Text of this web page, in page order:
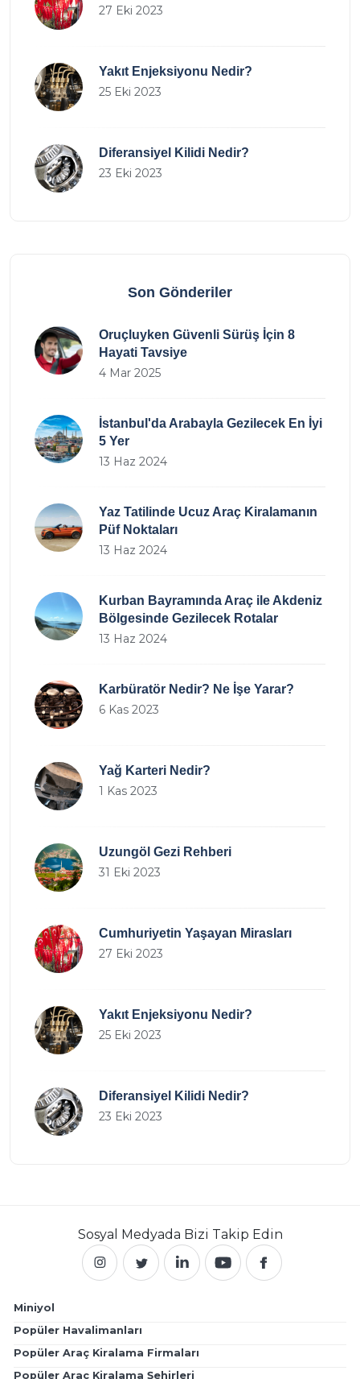
27 Eki 2023
Yakıt Enjeksiyonu Nedir?
25 Eki 2023
Diferansiyel Kilidi Nedir?
23 Eki 2023
Son Gönderiler
Oruçluyken Güvenli Sürüş İçin 8
Hayati Tavsiye
4 Mar 2025
İstanbul'da Arabayla Gezilecek En İyi
5 Yer
13 Haz 2024
Yaz Tatilinde Ucuz Araç Kiralamanın
Püf Noktaları
13 Haz 2024
Kurban Bayramında Araç ile Akdeniz
Bölgesinde Gezilecek Rotalar
13 Haz 2024
Karbüratör Nedir? Ne İşe Yarar?
6 Kas 2023
Yağ Karteri Nedir?
1 Kas 2023
Uzungöl Gezi Rehberi
31 Eki 2023
Cumhuriyetin Yaşayan Mirasları
27 Eki 2023
Yakıt Enjeksiyonu Nedir?
25 Eki 2023
Diferansiyel Kilidi Nedir?
23 Eki 2023
Sosyal Medyada Bizi Takip Edin
Miniyol
Popüler Havalimanları
Popüler Araç Kiralama Firmaları
Popüler Araç Kiralama Şehirleri